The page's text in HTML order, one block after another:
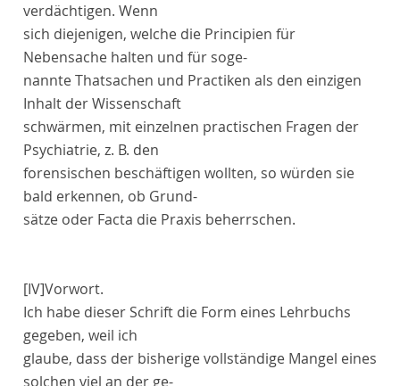
verdächtigen. Wenn
sich diejenigen, welche die Principien für
Nebensache halten und für soge-
nannte Thatsachen und Practiken als den einzigen
Inhalt der Wissenschaft
schwärmen, mit einzelnen practischen Fragen der
Psychiatrie, z. B. den
forensischen beschäftigen wollten, so würden sie
bald erkennen, ob Grund-
sätze oder Facta die Praxis beherrschen.
[IV]Vorwort.
Ich habe dieser Schrift die Form eines Lehrbuchs
gegeben, weil ich
glaube, dass der bisherige vollständige Mangel eines
solchen viel an der ge-